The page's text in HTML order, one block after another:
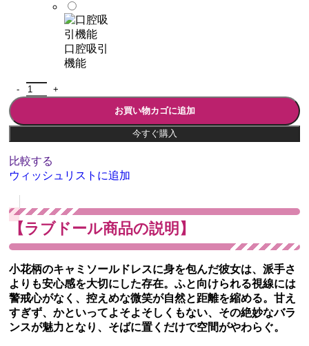
口腔吸引
機能
お買い物カゴに追加
今すぐ購入
比較する
ウィッシュリストに追加
【ラブドール商品の説明】
小花柄のキャミソールドレスに身を包んだ彼女は、派手さ
よりも安心感を大切にした存在。ふと向けられる視線には
警戒心がなく、控えめな微笑が自然と距離を縮める。甘え
すぎず、かといってよそよそしくもない、その絶妙なバラ
ンスが魅力となり、そばに置くだけで空間がやわらぐ。